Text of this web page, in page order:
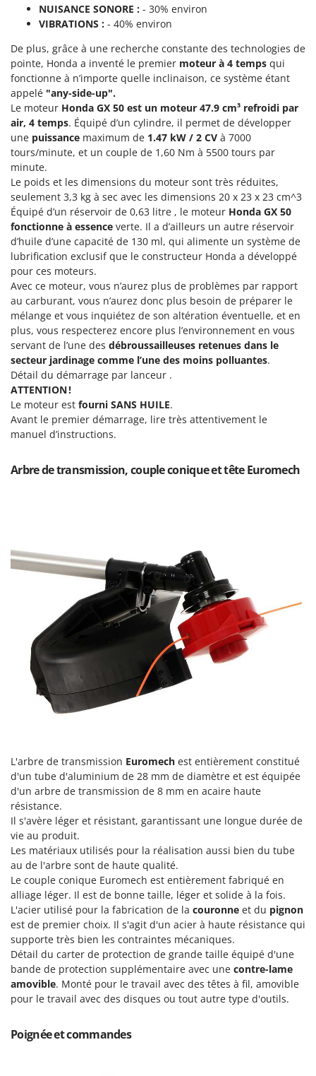
Pulvérisateurs
Pulvérisateurs portés
R
Rafraîchisseurs d'air par évaporation
Rampes de chargement en aluminium
Râpes à fromage électriques
Râteaux pour tracteur
Remplisseuses
Robots nettoyeurs de piscine
Robots Tondeuses
Rogneuses de souches
Rouleaux pour tracteur
S
Scies à os
Scies à Ruban
Scies alternatives à batterie
Scies de jardin télescopiques
Sécateurs électriques à batterie
Sécateurs et Échenilloirs manuels
Sécateurs pneumatiques
Semoirs et Épandeurs d'engrais
Souffleurs aspirateurs pour Feuilles
T
Taille-haies
Taille-haies à bras pour tracteur
Tondeuses à Gazon
Tondeuses autoportées
Tondeuses débroussailleuses thermiques
Trancheuses
Trancheuses de sol
Tronçonneuses
V
Vêtements de Sécurité
Vibroculteurs à tracteur
GRIFO
GYS
H
Hailo
Helvi
Henx
HiKOKI
Honda
I
Idromatic
Il-Tec
Imperia
Infaco
Intec
Intex
Italyco
ITM
J JOLLY ITALIA
Karcher
KitchenAid
Komo
Laica
Lampacrescia - MGM
Landxcape
LAR Casalinghi
Lavor
Lotusgrill
M
M.A.I.BO.
Macom
Macte Ovens
Makita
MAMMAMIA
Marcato
Marina Systems
Master
Mastercook
Masterpro
MCH
NUISANCE SONORE : - 30% environ
VIBRATIONS : - 40% environ
De plus, grâce à une recherche constante des technologies de
pointe, Honda a inventé le premier moteur à 4 temps qui
fonctionne à n’importe quelle inclinaison, ce système étant
appelé "any-side-up".
Le moteur Honda GX 50 est un moteur 47.9 cm³ refroidi par
air, 4 temps. Équipé d’un cylindre, il permet de développer
une puissance maximum de 1.47 kW / 2 CV à 7000
tours/minute, et un couple de 1,60 Nm à 5500 tours par
minute.
Le poids et les dimensions du moteur sont très réduites,
seulement 3,3 kg à sec avec les dimensions 20 x 23 x 23 cm^3
Équipé d’un réservoir de 0,63 litre , le moteur Honda GX 50
fonctionne à essence verte. Il a d’ailleurs un autre réservoir
d’huile d’une capacité de 130 ml, qui alimente un système de
lubrification exclusif que le constructeur Honda a développé
pour ces moteurs.
Avec ce moteur, vous n’aurez plus de problèmes par rapport
au carburant, vous n’aurez donc plus besoin de préparer le
mélange et vous inquiétez de son altération éventuelle, et en
plus, vous respecterez encore plus l’environnement en vous
servant de l’une des débroussailleuses retenues dans le
secteur jardinage comme l’une des moins polluantes.
Détail du démarrage par lanceur .
ATTENTION !
Le moteur est fourni SANS HUILE.
Avant le premier démarrage, lire très attentivement le
manuel d’instructions.
Arbre de transmission, couple conique et tête Euromech
L'arbre de transmission Euromech est entièrement constitué
d'un tube d'aluminium de 28 mm de diamètre et est équipée
d'un arbre de transmission de 8 mm en acaire haute
résistance.
Il s'avère léger et résistant, garantissant une longue durée de
vie au produit.
Les matériaux utilisés pour la réalisation aussi bien du tube
au de l'arbre sont de haute qualité.
Le couple conique Euromech est entièrement fabriqué en
alliage léger. Il est de bonne taille, léger et solide à la fois.
L'acier utilisé pour la fabrication de la couronne et du pignon
est de premier choix. Il s'agit d'un acier à haute résistance qui
supporte très bien les contraintes mécaniques.
Détail du carter de protection de grande taille équipé d'une
bande de protection supplémentaire avec une contre-lame
amovible. Monté pour le travail avec des têtes à fil, amovible
pour le travail avec des disques ou tout autre type d'outils.
Poignée et commandes